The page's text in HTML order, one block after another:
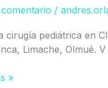
/
cirugía pediátrica en
Limache, Olmué.
»